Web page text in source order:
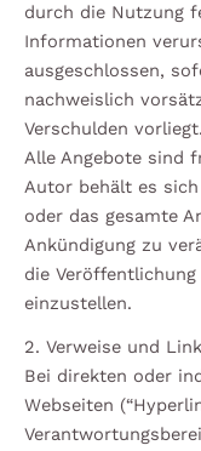
durch die Nutzung
Informationen
ausgeschlossen,
nachweislich
Verschulden vorliegt.
Alle Angebote sind
Autor behält es
oder das gesamte
Ankündigung zu
die
einzustellen.
2. Verweise und
Bei direkten oder
Webseiten